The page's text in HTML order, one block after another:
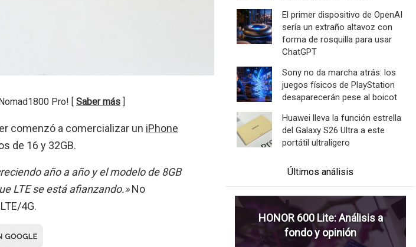
Pro! [ Saber más ]
comenzó a comercializar un iPhone
de 16 y 32GB.
año a año y el modelo de 8GB
LTE se está afianzando.»No
4G.
El primer dispositivo de OpenAI
sería un extraño altavoz con
forma de rosquilla para usar
ChatGPT
Sony no da marcha atrás: los
juegos físicos de PlayStation
desaparecerán pese al boicot
Huawei lleva la función estrella
del Galaxy S26 Ultra a este
portátil ultraligero
Últimos análisis
HONOR 600 Lite: Análisis a
fondo y opinión